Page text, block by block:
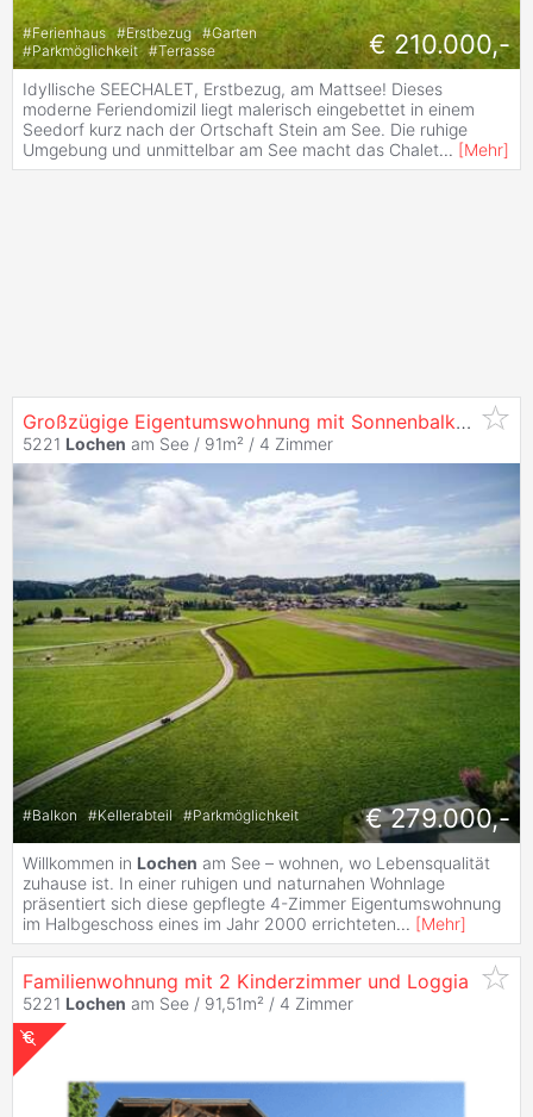
#Ferienhaus #Erstbezug #Garten
#Parkmöglichkeit #Terrasse € 210.000,-
Idyllische SEECHALET, Erstbezug, am Mattsee! Dieses
moderne Feriendomizil liegt malerisch eingebettet in einem
Seedorf kurz nach der Ortschaft Stein am See. Die ruhige
Umgebung und unmittelbar am See macht das Chalet... [Mehr]
Großzügige Eigentumswohnung mit Sonnenbalkon.4 Zimmer / Kellerabteil / Garage / Stellplatz
5221 Lochen am See / 91m² / 4 Zimmer
#Balkon #Kellerabteil #Parkmöglichkeit € 279.000,-
Willkommen in Lochen am See – wohnen, wo Lebensqualität
zuhause ist. In einer ruhigen und naturnahen Wohnlage
präsentiert sich diese gepflegte 4-Zimmer Eigentumswohnung
im Halbgeschoss eines im Jahr 2000 errichteten... [Mehr]
Familienwohnung mit 2 Kinderzimmer und Loggia
5221 Lochen am See / 91,51m² / 4 Zimmer